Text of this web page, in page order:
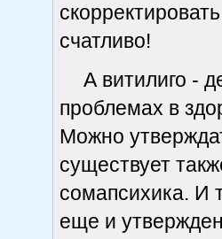
счатливо!
А витилиго -
проблемах в
Можно
существует
сомапсихика. И
еще и